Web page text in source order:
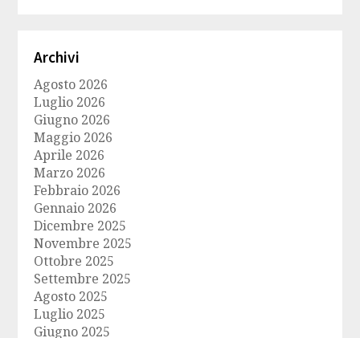
Archivi
Agosto 2026
Luglio 2026
Giugno 2026
Maggio 2026
Aprile 2026
Marzo 2026
Febbraio 2026
Gennaio 2026
Dicembre 2025
Novembre 2025
Ottobre 2025
Settembre 2025
Agosto 2025
Luglio 2025
Giugno 2025